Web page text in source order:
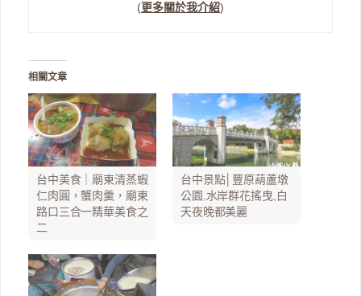
(更多關於我介紹)
相關文章
台中美食｜廟東清蒸蝦
仁肉圓，蟹肉羹，廟東
路口三合一精華美食之
二
台中景點│豐原葫蘆墩
公園,水岸群花搖曳,白
天夜晚都美麗